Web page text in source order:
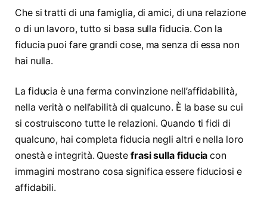
Che si tratti di una famiglia, di amici, di una relazione
o di un lavoro, tutto si basa sulla fiducia. Con la
fiducia puoi fare grandi cose, ma senza di essa non
hai nulla.
La fiducia è una ferma convinzione nell’affidabilità,
nella verità o nell’abilità di qualcuno. È la base su cui
si costruiscono tutte le relazioni. Quando ti fidi di
qualcuno, hai completa fiducia negli altri e nella loro
onestà e integrità. Queste frasi sulla fiducia con
immagini mostrano cosa significa essere fiduciosi e
affidabili.